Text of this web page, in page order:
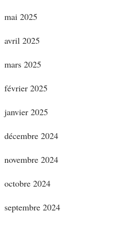
mai 2025
avril 2025
mars 2025
février 2025
janvier 2025
décembre 2024
novembre 2024
octobre 2024
septembre 2024